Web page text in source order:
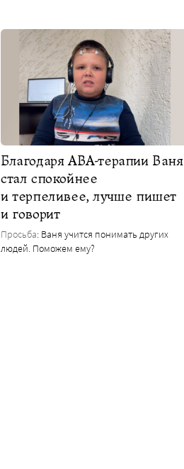
Благодаря АВА-терапии Ваня
стал спокойнее
и терпеливее, лучше пишет
и говорит
Просьба: Ваня учится понимать других
людей. Поможем ему?